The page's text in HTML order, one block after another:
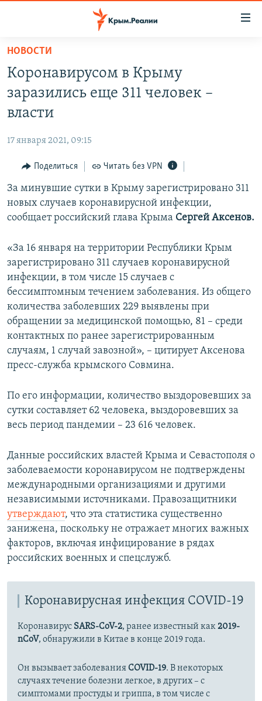
Вернуться
основному
содержанию
Вернутся
главной
навигации
Вернутся
поиску
СПЕЦПРОЕКТЫ
11 ЛЕТ ОККУПАЦИИ КРЫМА. 11 ИСТОРИЙ СОПРОТИВЛЕНИЯ
ВОДА
ЕЩЕ
ИНТЕРАКТИВ
ИНФОГРАФИКА
ТЕЛЕПРОЕКТ КРЫМ.РЕАЛИИ
ПРОПАВШИЕ БЕЗ ВЕСТИ
ПОБЕДИТЕЛЕЙ НЕ СУДЯТ?
КРЫМ.НЕПОКОРЕННЫЙ
УКРАИНСКАЯ ПРОБЛЕМА КРЫМА
РАДІО СВОБОДА
КАК ОБОЙТИ БЛОКИРОВКУ
Українською
Qırımtatar
ПРИСОЕДИНЯЙТЕСЬ!
Все сайты RFE/RL
НОВОСТИ
Коронавирусом в Крыму
заразились еще 311 человек –
власти
17 января 2021, 09:15
Поделиться Читать без VPN
За минувшие сутки в Крыму зарегистрировано 311
новых случаев коронавирусной инфекции,
сообщает российский глава Крыма Сергей Аксенов.
«За 16 января на территории Республики Крым
зарегистрировано 311 случаев коронавирусной
инфекции, в том числе 15 случаев с
бессимптомным течением заболевания. Из общего
количества заболевших 229 выявлены при
обращении за медицинской помощью, 81 – среди
контактных по ранее зарегистрированным
случаям, 1 случай завозной», – цитирует Аксенова
пресс-служба крымского Совмина.
По его информации, количество выздоровевших за
сутки составляет 62 человека, выздоровевших за
весь период пандемии – 23 616 человек.
Данные российских властей Крыма и Севастополя о
заболеваемости коронавирусом не подтверждены
международными организациями и другими
независимыми источниками. Правозащитники
утверждают, что эта статистика существенно
занижена, поскольку не отражает многих важных
факторов, включая инфицирование в рядах
российских военных и спецслужб.
Коронавирусная инфекция COVID-19
Коронавирус SARS-CoV-2, ранее известный как2019-
nCoV, обнаружили в Китае в конце 2019 года.
Он вызывает заболеванияCOVID-19. В некоторых
случаях течение болезни легкое, в других – с
симптомами простуды и гриппа, в том числе с